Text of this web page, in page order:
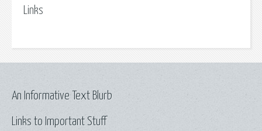
Links
Links to Important Stuff
An Informative Text Blurb